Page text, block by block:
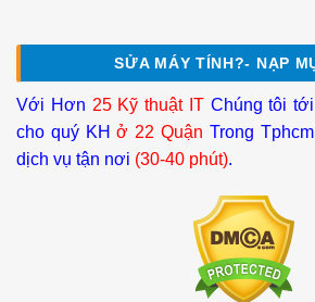
SỬA MÁY TÍNH?- NẠP
Với Hơn 25 Kỹ thuật ITChúng tôi
cho quý KHở 22 Quận Trong
dịch vụ tận nơi (30-40 phút).